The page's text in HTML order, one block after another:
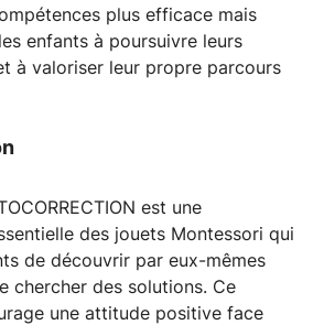
plus efficace mais
enfants à poursuivre leurs
à valoriser leur propre parcours
est une
des jouets Montessori qui
de découvrir par eux-mêmes
chercher des solutions. Ce
une attitude positive face